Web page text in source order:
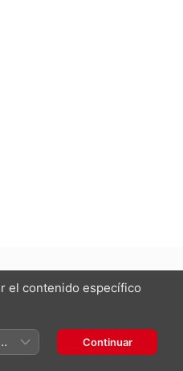
reservados.
Comentarios
el contenido específico
Continuar